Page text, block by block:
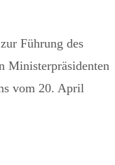
Führung des
Ministerpräsidenten
vom 20. April